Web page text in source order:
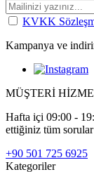
KVKK
Kampanya ve
MÜŞTERİ
Hafta içi 09:00 -
ettiğiniz tüm
+90 501 725 6925
Kategoriler